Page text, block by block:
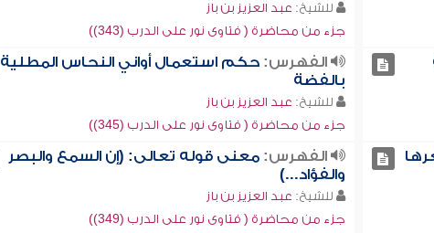
للشيخ: عبد العزيز بن باز
جزء من محاضرة ( فتاوى نور على الدرب (343))
الفهرس: حكم استعمال أواني النحاس المطلية
بالفضة
للشيخ: عبد العزيز بن باز
جزء من محاضرة ( فتاوى نور على الدرب (345))
الفهرس: معنى قوله تعالى: (إن السمع والبصر
والفؤاد...)
للشيخ: عبد العزيز بن باز
جزء من محاضرة ( فتاوى نور على الدرب (349))